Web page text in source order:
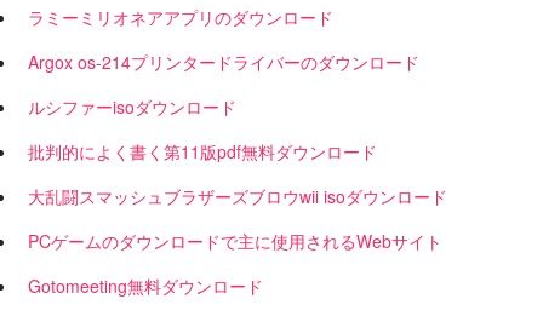
ラミーミリオネアアプリのダウンロード
Argox os-214プリンタードライバーのダウンロード
ルシファーisoダウンロード
批判的によく書く第11版pdf無料ダウンロード
大乱闘スマッシュブラザーズブロウwii isoダウンロード
PCゲームのダウンロードで主に使用されるWebサイト
Gotomeeting無料ダウンロード